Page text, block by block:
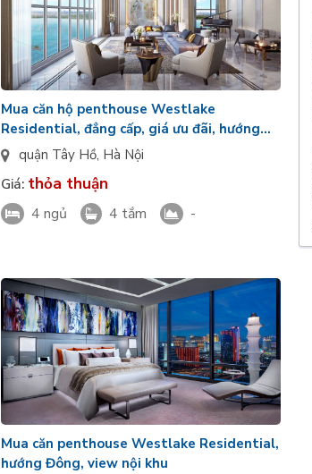
Mua căn hộ penthouse Westlake
Residential, đẳng cấp, giá ưu đãi, hướng
Đông Nam, căn VIP
quận Tây Hồ, Hà Nội
Giá: thỏa thuận
4 ngủ 4 tắm -
Mua căn penthouse Westlake Residential,
hướng Đông, view nội khu